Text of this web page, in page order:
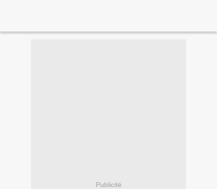
Publicité